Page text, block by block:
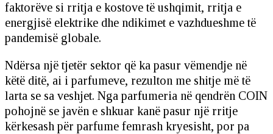
faktorëve si rritja e kostove të ushqimit, rritja e
energjisë elektrike dhe ndikimet e vazhdueshme të
pandemisë globale.
Ndërsa një tjetër sektor që ka pasur vëmendje në
këtë ditë, ai i parfumeve, rezulton me shitje më të
larta se sa veshjet. Nga parfumeria në qendrën COIN
pohojnë se javën e shkuar kanë pasur një rritje
kërkesash për parfume femrash kryesisht, por pa